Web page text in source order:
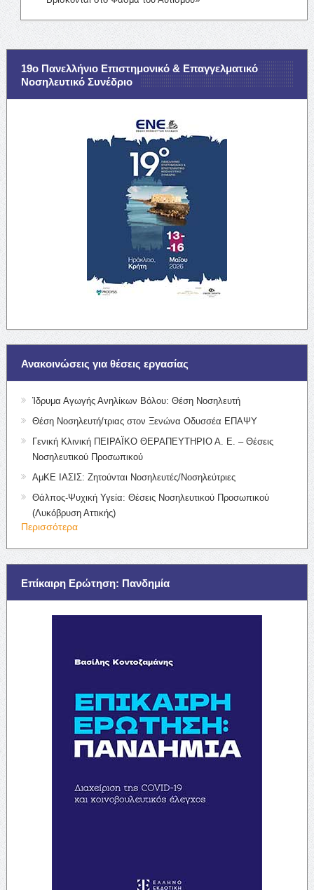
19ο Πανελλήνιο Επιστημονικό & Επαγγελματικό
Νοσηλευτικό Συνέδριο
Ανακοινώσεις για θέσεις εργασίας
Ίδρυμα Αγωγής Ανηλίκων Βόλου: Θέση Νοσηλευτή
Θέση Νοσηλευτή/τριας στον Ξενώνα Οδυσσέα ΕΠΑΨΥ
Γενική Κλινική ΠΕΙΡΑΪΚΟ ΘΕΡΑΠΕΥΤΗΡΙΟ Α. Ε. – Θέσεις
Νοσηλευτικού Προσωπικού
ΑμΚΕ ΙΑΣΙΣ: Ζητούνται Νοσηλευτές/Νοσηλεύτριες
Θάλπος-Ψυχική Υγεία: Θέσεις Νοσηλευτικού Προσωπικού
(Λυκόβρυση Αττικής)
Περισσότερα
Επίκαιρη Ερώτηση: Πανδημία